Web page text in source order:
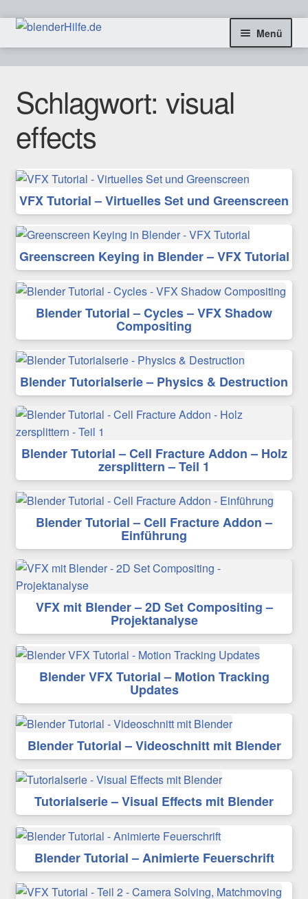
Zur
Zum
Menü
freie Tutorials
Blog & Infos
Coaching & Aufträge
Kontakt
SHOP
Schlagwort: visual
effects
VFX Tutorial – Virtuelles Set und Greenscreen
Greenscreen Keying in Blender – VFX Tutorial
Blender Tutorial – Cycles – VFX Shadow
Compositing
Blender Tutorialserie – Physics & Destruction
Blender Tutorial – Cell Fracture Addon – Holz
zersplittern – Teil 1
Blender Tutorial – Cell Fracture Addon –
Einführung
VFX mit Blender – 2D Set Compositing –
Projektanalyse
Blender VFX Tutorial – Motion Tracking
Updates
Blender Tutorial – Videoschnitt mit Blender
Tutorialserie – Visual Effects mit Blender
Blender Tutorial – Animierte Feuerschrift